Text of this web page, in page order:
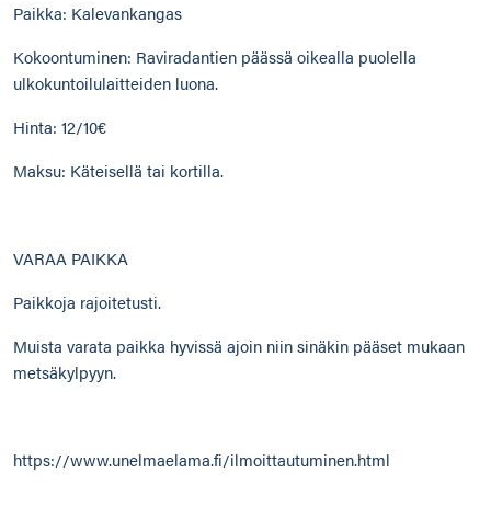
Paikka: Kalevankangas
Kokoontuminen: Raviradantien päässä oikealla puolella
ulkokuntoilulaitteiden luona.
Hinta: 12/10€
Maksu: Käteisellä tai kortilla.
VARAA PAIKKA
Paikkoja rajoitetusti.
Muista varata paikka hyvissä ajoin niin sinäkin pääset mukaan
metsäkylpyyn.
https://www.unelmaelama.fi/ilmoittautuminen.html